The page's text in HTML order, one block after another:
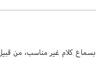
كلام غير مناسب، من